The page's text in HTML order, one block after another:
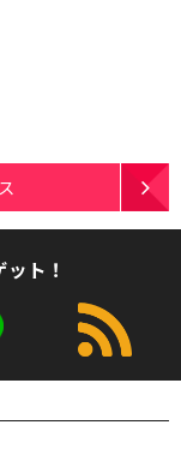
ト！